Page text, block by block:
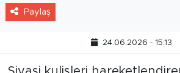
Paylaş
24.06.2026 - 15:13